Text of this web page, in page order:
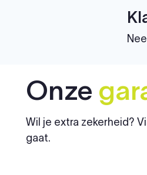
Onze
Wil je extra zekerheid?
gaat.